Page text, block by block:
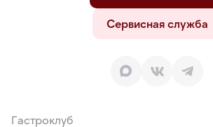
Сервисная служба
Гастроклуб